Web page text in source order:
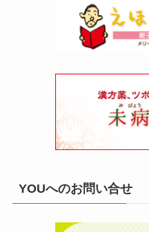
YOUへのお問い合せ